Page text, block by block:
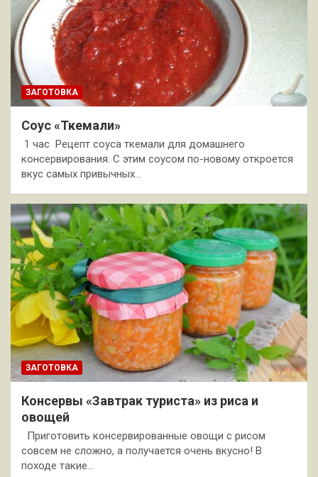
ЗАГОТОВКА
Соус «Ткемали»
1 час Рецепт соуса ткемали для домашнего
консервирования. С этим соусом по-новому откроется
вкус самых привычных…
ЗАГОТОВКА
Консервы «Завтрак туриста» из риса и
овощей
Приготовить консервированные овощи с рисом
совсем не сложно, а получается очень вкусно! В
походе такие…